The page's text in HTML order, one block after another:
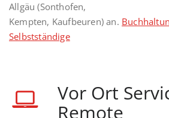
Allgäu (Sonthofen,
Kempten, Kaufbeuren) an.
Selbstständige
Vor Ort
Remote